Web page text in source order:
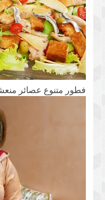
فطور متنوع عصائر